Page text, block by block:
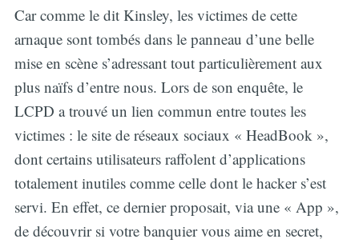
Car comme le dit Kinsley, les victimes de cette
arnaque sont tombés dans le panneau d’une belle
mise en scène s’adressant tout particulièrement aux
plus naïfs d’entre nous. Lors de son enquête, le
LCPD a trouvé un lien commun entre toutes les
victimes : le site de réseaux sociaux « HeadBook »,
dont certains utilisateurs raffolent d’applications
totalement inutiles comme celle dont le hacker s’est
servi. En effet, ce dernier proposait, via une « App »,
de découvrir si votre banquier vous aime en secret,